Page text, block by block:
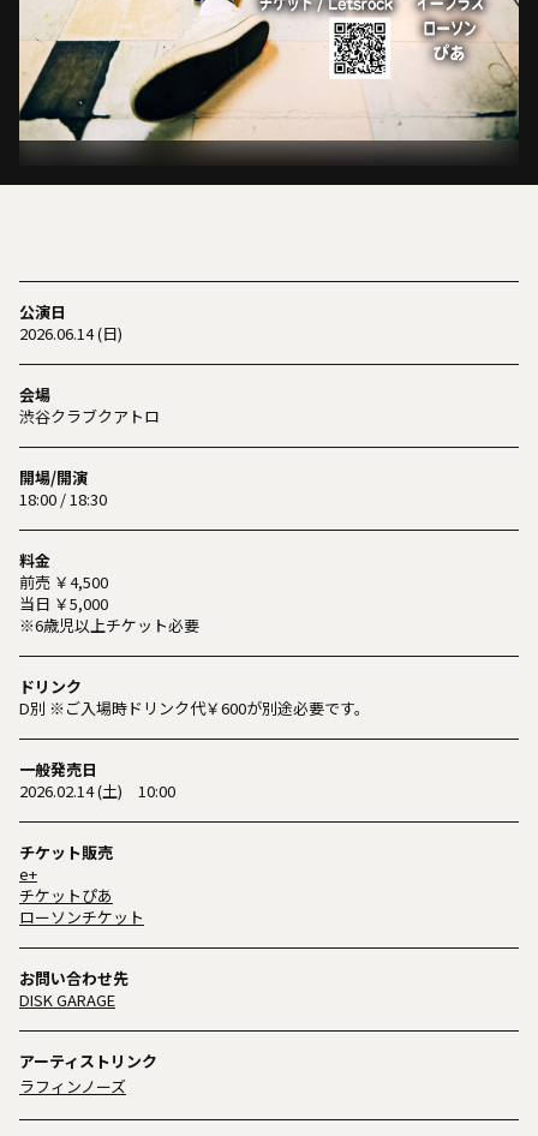
公演日
2026.06.14 (日)
会場
渋谷クラブクアトロ
開場/開演
18:00 / 18:30
料金
前売 ￥4,500
当日 ￥5,000
※6歳児以上チケット必要
ドリンク
D別 ※ご入場時ドリンク代￥600が別途必要です。
一般発売日
2026.02.14 (土) 10:00
チケット販売
e+
チケットぴあ
ローソンチケット
お問い合わせ先
DISK GARAGE
アーティストリンク
ラフィンノーズ